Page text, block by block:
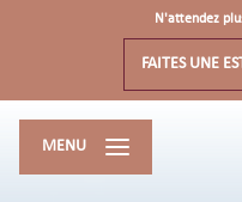
N'attendez
FAITES UNE
MENU